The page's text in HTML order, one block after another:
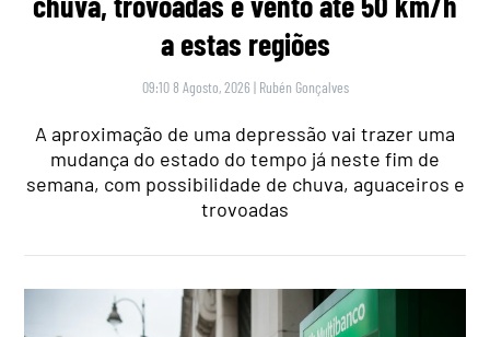
a estas regiões
09:10 8 Agosto, 2026 | Rubén Gonçalves
A aproximação de uma depressão vai trazer uma
mudança do estado do tempo já neste fim de
semana, com possibilidade de chuva, aguaceiros e
trovoadas